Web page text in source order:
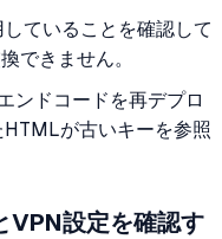
ていることを確認して
できません。
ンドコードを再デプロ
が古いキーを参照
VPN設定を確認す